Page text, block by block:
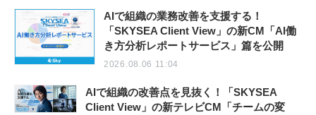
AIで組織の業務改善を支援する！
「SKYSEA Client View」の新CM「AI働
き方分析レポートサービス」篇を公開
2026.08.06 11:04
AIで組織の改善点を見抜く！「SKYSEA
Client View」の新テレビCM「チームの変